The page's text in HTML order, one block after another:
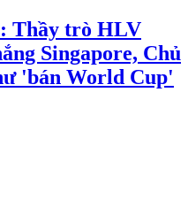
Thầy trò HLV
Singapore, Chủ
'bán World Cup'